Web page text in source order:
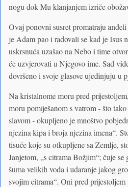
nogu dok Mu klanjanjem izriče
Ovaj ponovni susret promatraju
je Adam pao i radovali se kad je Isus
uskrsnuća uzašao na Nebo i time
će uzvjerovati u Njegovo ime. Sad
dovršeno i svoje glasove ujedinjuju u
Na kristalnome moru pred
moru pomiješanom s vatrom - što
slavom - okupljeno je mnoštvo
njezina kipa i broja njezina imena“.
tisuće koje su otkupljene sa Zemlje,
Janjetom, „s citrama Božjim“; čuje se
šuma velikih voda i udaranje jakog
svojim citrama“. Oni pred prijestoljem